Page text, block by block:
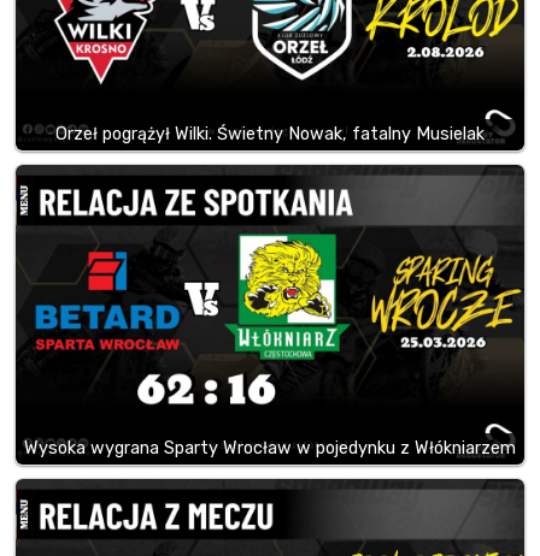
Orzeł pogrążył Wilki. Świetny Nowak, fatalny Musielak
Wysoka wygrana Sparty Wrocław w pojedynku z Włókniarzem